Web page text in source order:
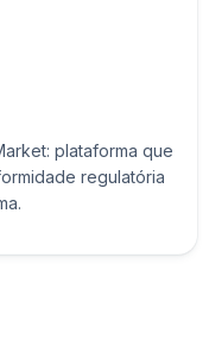
que
regulatória